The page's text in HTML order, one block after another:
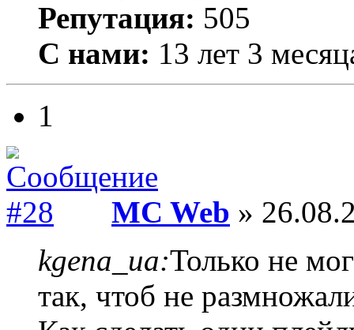
Репутация: 505
С нами: 13 лет 3
1
MC Web »
kgena_ua:Только не
так, чтоб не